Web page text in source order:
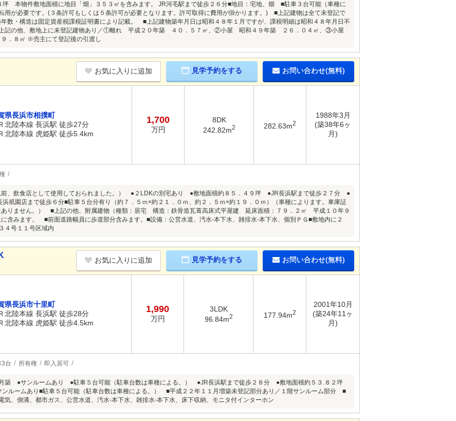
坪 本物件敷地面積に地目「畑」３５３㎡を含みます。 JR河毛駅まで徒歩２６分■地目：宅地、畑 ■駐車３台可能（車種に
が必要です。(３条許可もしくは５条許可が必要となります。許可取得に費用が掛かります。) ■上記建物は全て未登記で
数・構造は固定資産税課税証明書により記載。 ■上記建物築年月日は昭和４８年１月ですが、課税明細は昭和４８年月日不
記の他、敷地上に未登記建物あり／①離れ 平成２０年築 ４０．５７㎡、②小屋 昭和４９年築 ２６．０４㎡、③小屋
．８㎡ ※売主にて登記後の引渡し
お気に入りに追加 見学予約をする お問い合わせ(無料)
県長浜市相撲町
北陸本線 長浜駅 徒歩27分
北陸本線 虎姫駅 徒歩5.4km
1,700
万円
8DK
242.82m2 282.63m2
1988年3月
(築38年6ヶ
月)
前、飲食店として使用しておられました。） ●２LDKの別宅あり ●敷地面積約８５．４９坪 ●JR長浜駅まで徒歩２７分 ●
浜祇園店まで徒歩６分■駐車５台分有り（約７．５ｍ×約２１．０ｍ、約２．５ｍ×約１９．０ｍ）（車種によります。車庫証
ありません。） ■上記の他、附属建物（種類：居宅 構造：鉄骨造瓦葺高床式平屋建 延床面積：７９．２㎡ 平成１０年９
に含みます。 ■前面道路幅員に歩道部分含みます。■設備：公営水道、汚水-本下水、雑排水-本下水、個別ＰＧ■敷地内に２
４号１１号区域内
お気に入りに追加 見学予約をする お問い合わせ(無料)
県長浜市十里町
北陸本線 長浜駅 徒歩28分
北陸本線 虎姫駅 徒歩4.5km
1,990
万円
3LDK
96.84m2 177.94m2
2001年10月
(築24年11ヶ
月)
3台 所有権 即入居可
築 ●サンルームあり ●駐車５台可能（駐車台数は車種による。） ●JR長浜駅まで徒歩２８分 ●敷地面積約５３.８２坪
ンルームあり■駐車５台可能（駐車台数は車種による。） ■平成２２年１１月増築未登記部分あり／１階サンルーム部分 ■
気、側溝、都市ガス、公営水道、汚水-本下水、雑排水-本下水、床下収納、モニタ付インターホン